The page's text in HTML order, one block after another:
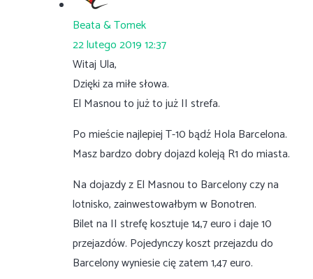
Beata & Tomek
22 lutego 2019 12:37
Witaj Ula,
Dzięki za miłe słowa.
El Masnou to już to już II strefa.
Po mieście najlepiej T-10 bądź Hola Barcelona.
Masz bardzo dobry dojazd koleją R1 do miasta.
Na dojazdy z El Masnou to Barcelony czy na
lotnisko, zainwestowałbym w Bonotren.
Bilet na II strefę kosztuje 14,7 euro i daje 10
przejazdów. Pojedynczy koszt przejazdu do
Barcelony wyniesie cię zatem 1,47 euro.